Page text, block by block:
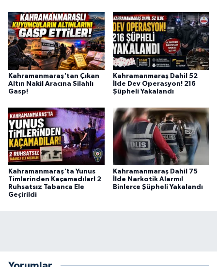
Kahramanmaraş'tan Çıkan
Altın Nakil Aracına Silahlı
Gasp!
Kahramanmaraş Dahil 52
İlde Dev Operasyon! 216
Şüpheli Yakalandı
Kahramanmaraş'ta Yunus
Timlerinden Kaçamadılar! 2
Ruhsatsız Tabanca Ele
Geçirildi
Kahramanmaraş Dahil 75
İlde Narkotik Alarmı!
Binlerce Şüpheli Yakalandı